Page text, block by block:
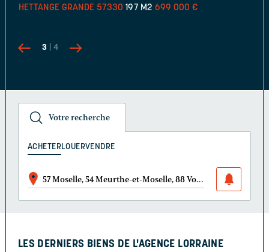
3 | 4
HETTANGE GRANDE 57330 197 M2 699 000 €
Votre recherche
ACHETERLOUERVENDRE
57 Moselle, 54 Meurthe-et-Moselle, 88 Vosges, 55 Meuse,
LES DERNIERS BIENS DE L'AGENCE LORRAINE